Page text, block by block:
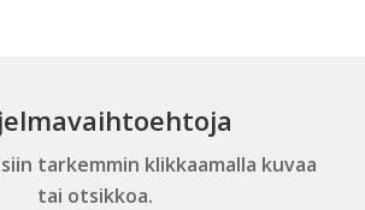
tarkemmin klikkaamalla kuvaa
tai otsikkoa.